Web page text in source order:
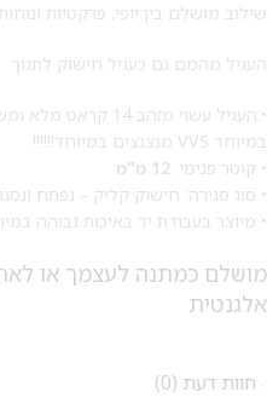
שילוב מושלם בין יופי, פרקטיות ונוחות
העגיל מהמם גם כעגיל חישוק לתנוך
במיוחד VVS מנצנצים במיוחד!!!!!!
• קוטר פנימי: 12 מ"מ
• סוג סגירה: חישוק קליק – נפתח
• מיוצר בעבודת יד באיכות גבוהה
מושלם כמתנה לעצמך או
אלגנטית
חוות דעת (0)